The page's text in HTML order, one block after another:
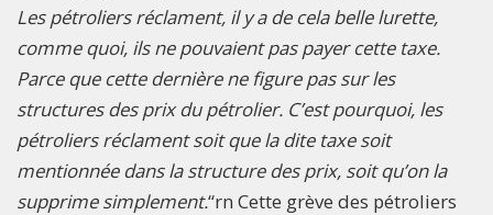
Les pétroliers réclament, il y a de cela belle lurette,
comme quoi, ils ne pouvaient pas payer cette taxe.
Parce que cette dernière ne figure pas sur les
structures des prix du pétrolier. C’est pourquoi, les
pétroliers réclament soit que la dite taxe soit
mentionnée dans la structure des prix, soit qu’on la
supprime simplement.“rn Cette grève des pétroliers